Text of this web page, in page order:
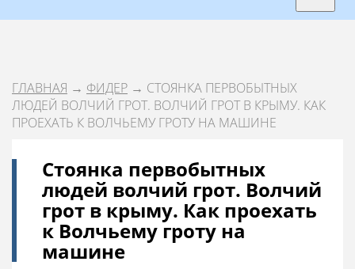
ГЛАВНАЯ → ФИДЕР → СТОЯНКА ПЕРВОБЫТНЫХ
ЛЮДЕЙ ВОЛЧИЙ ГРОТ. ВОЛЧИЙ ГРОТ В КРЫМУ. КАК
ПРОЕХАТЬ К ВОЛЧЬЕМУ ГРОТУ НА МАШИНЕ
Стоянка первобытных
людей волчий грот. Волчий
грот в крыму. Как проехать
к Волчьему гроту на
машине